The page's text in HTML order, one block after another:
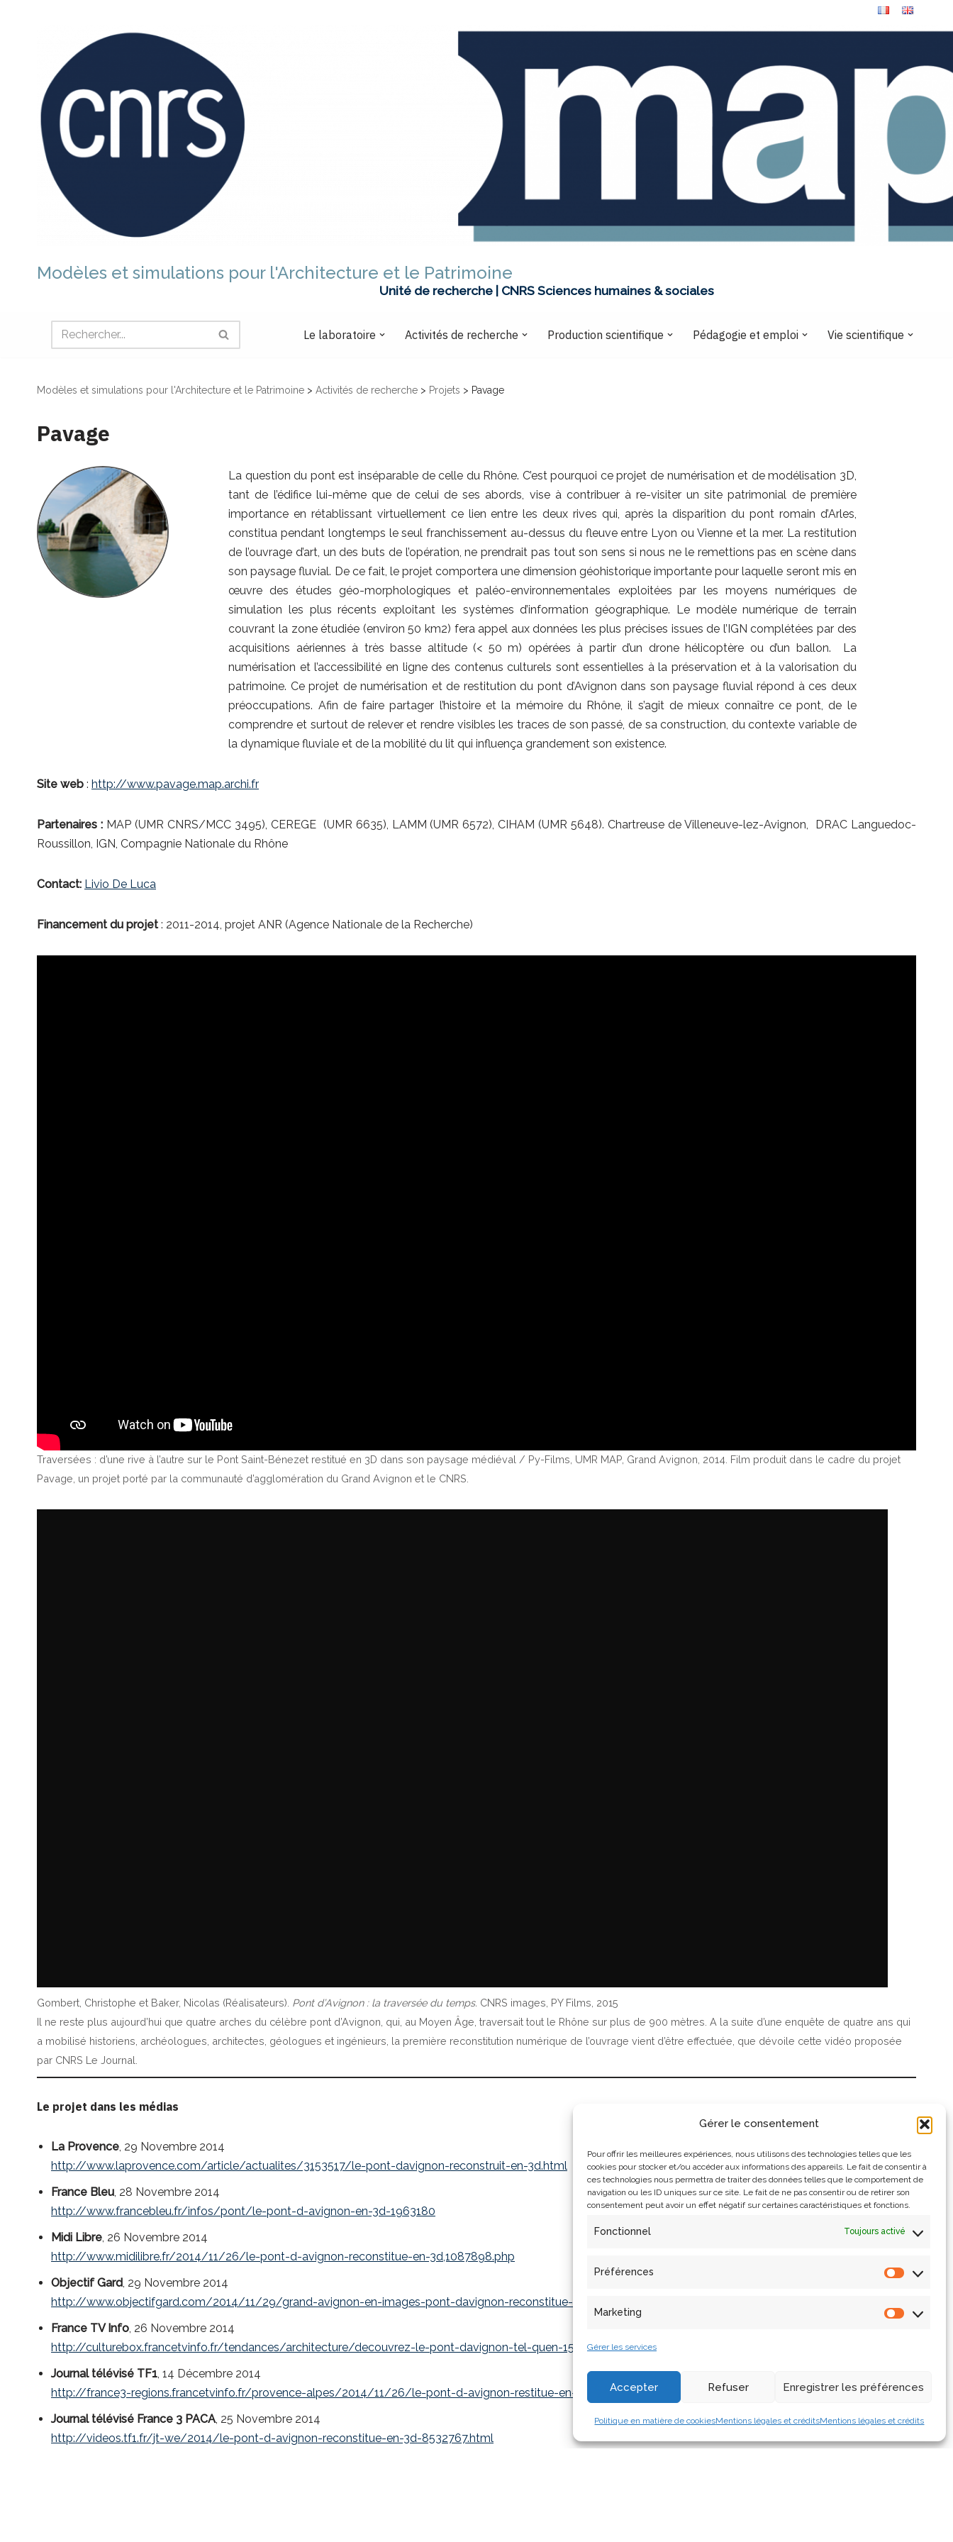
Gérer le consentement
Pour offrir les meilleures expériences, nous utilisons des technologies telles que les
cookies pour stocker et/ou accéder aux informations des appareils. Le fait de consentir à
ces technologies nous permettra de traiter des données telles que le comportement de
navigation ou les ID uniques sur ce site. Le fait de ne pas consentir ou de retirer son
consentement peut avoir un effet négatif sur certaines caractéristiques et fonctions.
Fonctionnel Toujours activé
Préférences
Marketing
Gérer les services
Accepter Refuser Enregistrer les préférences
Politique en matière de cookiesMentions légales et créditsMentions légales et crédits
contenu
Modèles et simulations pour l'Architecture et le Patrimoine
Unité de recherche | CNRS Sciences humaines & sociales
Le laboratoire Activités de recherche Production scientifique Pédagogie et emploi Vie scientifique
Modèles et simulations pour l'Architecture et le Patrimoine > Activités de recherche > Projets > Pavage
Pavage
La question du pont est inséparable de celle du Rhône. C’est pourquoi ce projet de numérisation et de modélisation 3D,
tant de l’édifice lui-même que de celui de ses abords, vise à contribuer à re-visiter un site patrimonial de première
importance en rétablissant virtuellement ce lien entre les deux rives qui, après la disparition du pont romain d’Arles,
constitua pendant longtemps le seul franchissement au-dessus du fleuve entre Lyon ou Vienne et la mer. La restitution
de l’ouvrage d’art, un des buts de l’opération, ne prendrait pas tout son sens si nous ne le remettions pas en scène dans
son paysage fluvial. De ce fait, le projet comportera une dimension géohistorique importante pour laquelle seront mis en
œuvre des études géo-morphologiques et paléo-environnementales exploitées par les moyens numériques de
simulation les plus récents exploitant les systèmes d’information géographique. Le modèle numérique de terrain
couvrant la zone étudiée (environ 50 km2) fera appel aux données les plus précises issues de l’IGN complétées par des
acquisitions aériennes à très basse altitude (< 50 m) opérées à partir d’un drone hélicoptère ou d’un ballon. La
numérisation et l’accessibilité en ligne des contenus culturels sont essentielles à la préservation et à la valorisation du
patrimoine. Ce projet de numérisation et de restitution du pont d’Avignon dans son paysage fluvial répond à ces deux
préoccupations. Afin de faire partager l’histoire et la mémoire du Rhône, il s’agit de mieux connaître ce pont, de le
comprendre et surtout de relever et rendre visibles les traces de son passé, de sa construction, du contexte variable de
la dynamique fluviale et de la mobilité du lit qui influença grandement son existence.
Site web : http://www.pavage.map.archi.fr
Partenaires :MAP (UMR CNRS/MCC 3495), CEREGE (UMR 6635), LAMM (UMR 6572), CIHAM (UMR 5648). Chartreuse de Villeneuve-lez-Avignon, DRAC Languedoc-
Roussillon, IGN, Compagnie Nationale du Rhône
Contact: Livio De Luca
Financement du projet: 2011-2014, projet ANR (Agence Nationale de la Recherche)
Traversées : d’une rive à l’autre sur le Pont Saint-Bénezet restitué en 3D dans son paysage médiéval / Py-Films, UMR MAP, Grand Avignon, 2014. Film produit dans le cadre du projet
Pavage, un projet porté par la communauté d’agglomération du Grand Avignon et le CNRS.
Gombert, Christophe et Baker, Nicolas (Réalisateurs). Pont d’Avignon : la traversée du temps. CNRS images, PY Films, 2015
Il ne reste plus aujourd’hui que quatre arches du célèbre pont d’Avignon, qui, au Moyen Âge, traversait tout le Rhône sur plus de 900 mètres. A la suite d’une enquête de quatre ans qui
a mobilisé historiens, archéologues, architectes, géologues et ingénieurs, la première reconstitution numérique de l’ouvrage vient d’être effectuée, que dévoile cette vidéo proposée
par CNRS Le Journal.
Le projet dans les médias
La Provence, 29 Novembre 2014
http://www.laprovence.com/article/actualites/3153517/le-pont-davignon-reconstruit-en-3d.html
France Bleu, 28 Novembre 2014
http://www.francebleu.fr/infos/pont/le-pont-d-avignon-en-3d-1963180
Midi Libre, 26 Novembre 2014
http://www.midilibre.fr/2014/11/26/le-pont-d-avignon-reconstitue-en-3d,1087898.php
Objectif Gard, 29 Novembre 2014
http://www.objectifgard.com/2014/11/29/grand-avignon-en-images-pont-davignon-reconstitue-en-3d/
France TV Info, 26 Novembre 2014
http://culturebox.francetvinfo.fr/tendances/architecture/decouvrez-le-pont-davignon-tel-quen-1550-206422
Journal télévisé TF1, 14 Décembre 2014
http://france3-regions.francetvinfo.fr/provence-alpes/2014/11/26/le-pont-d-avignon-restitue-en-3d-600522.html
Journal télévisé France 3 PACA, 25 Novembre 2014
http://videos.tf1.fr/jt-we/2014/le-pont-d-avignon-reconstitue-en-3d-8532767.html